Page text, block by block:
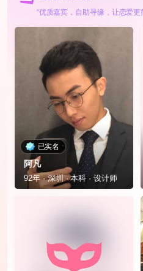
“优质嘉宾，自助寻缘，让恋爱更
已实名
阿凡
92年 · 深圳 · 本科 · 设计师